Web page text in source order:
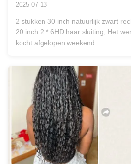
2025-07-13
2 stukken 30 inch natuurlijk zwart
20 inch 2 * 6HD haar sluiting, Het
kocht afgelopen weekend.